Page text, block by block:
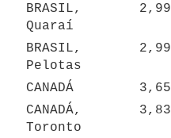
BRASIL,
Quaraí
2,99
BRASIL,
Pelotas
2,99
CANADÁ 3,65
CANADÁ,
Toronto
3,83